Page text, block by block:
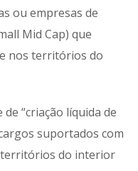
ou empresas de
Mid Cap) que
nos territórios do
“criação líquida de
suportados com
territórios do interior